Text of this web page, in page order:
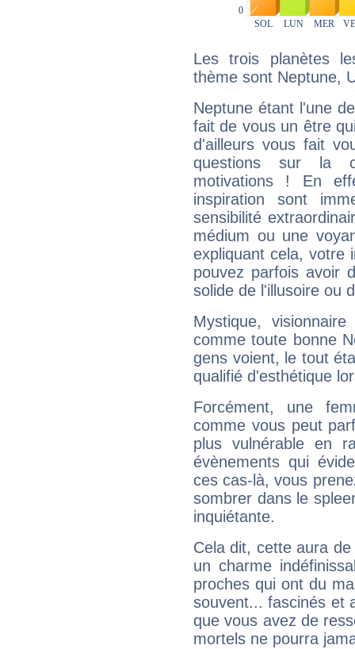
Les trois planètes
thème sont Neptune,
Neptune étant l'une
fait de vous un être
d'ailleurs vous fait
questions sur la
motivations ! En
inspiration sont
sensibilité
médium ou une
expliquant cela, votre
pouvez parfois avoir
solide de l'illusoire ou
Mystique,
comme toute bonne
gens voient, le tout
qualifié d'esthétique
Forcément, une
comme vous peut
plus vulnérable en
évènements qui
ces cas-là, vous
sombrer dans le
inquiétante.
Cela dit, cette aura
un charme
proches qui ont du
souvent... fascinés et
que vous avez de
mortels ne pourra